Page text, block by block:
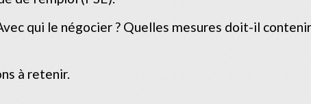
qui le négocier ? Quelles mesures doit-il
à retenir.